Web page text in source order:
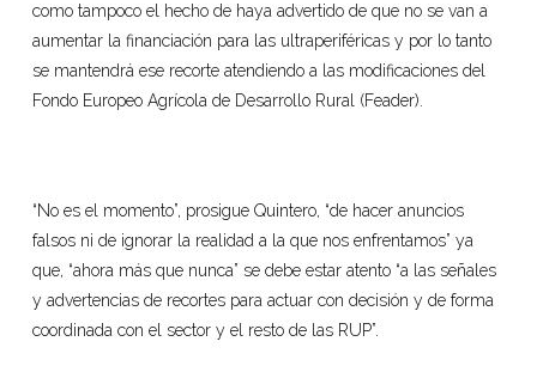
como tampoco el hecho de haya advertido de que no se van a
aumentar la financiación para las ultraperiféricas y por lo tanto
se mantendrá ese recorte atendiendo a las modificaciones del
Fondo Europeo Agrícola de Desarrollo Rural (Feader).
“No es el momento”, prosigue Quintero, “de hacer anuncios
falsos ni de ignorar la realidad a la que nos enfrentamos” ya
que, “ahora más que nunca” se debe estar atento “a las señales
y advertencias de recortes para actuar con decisión y de forma
coordinada con el sector y el resto de las RUP”.